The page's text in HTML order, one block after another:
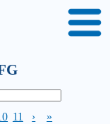
11 › »